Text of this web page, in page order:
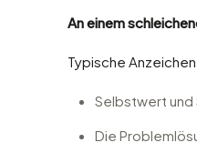
An einem
Typische
Selbstwert und
Die